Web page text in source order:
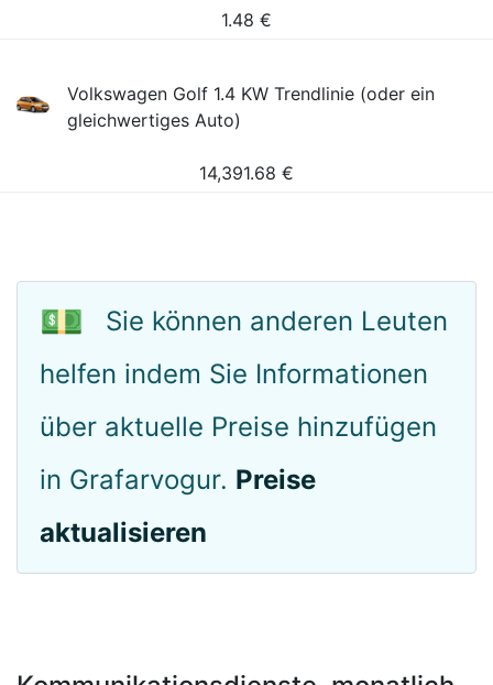
1.48 €
Volkswagen Golf 1.4 KW Trendlinie (oder ein
gleichwertiges Auto)
14,391.68 €
💵
Sie können anderen Leuten
helfen indem Sie Informationen
über aktuelle Preise hinzufügen
in Grafarvogur. Preise
aktualisieren